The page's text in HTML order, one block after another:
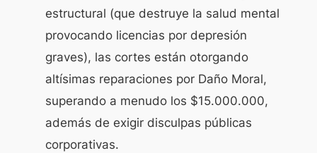
estructural (que destruye la salud mental
provocando licencias por depresión
graves), las cortes están otorgando
altísimas reparaciones por Daño Moral,
superando a menudo los $15.000.000,
además de exigir disculpas públicas
corporativas.